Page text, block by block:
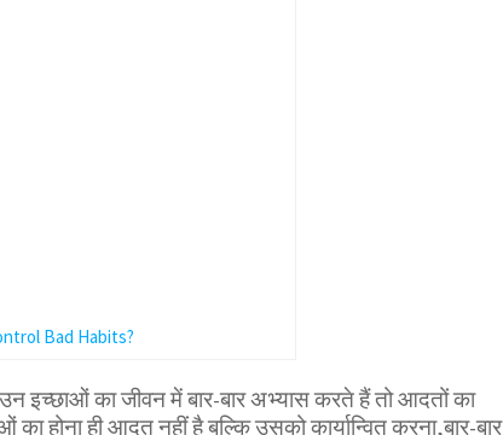
Bad Habits?
इच्छाओं का जीवन में बार-बार अभ्यास करते हैं तो आदतों का
का होना ही आदत नहीं है बल्कि उसको कार्यान्वित करना,बार-बार